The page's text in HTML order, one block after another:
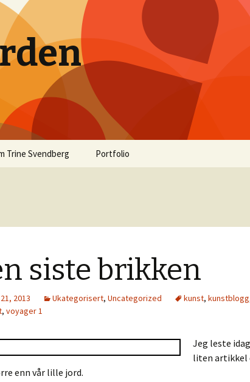
Trine Svendberg Portfolio
siste brikken
2013 Ukategorisert, Uncategorized kunst, kunstblogg
, voyager 1
Jeg leste
liten artikkel
enn vår lille jord.